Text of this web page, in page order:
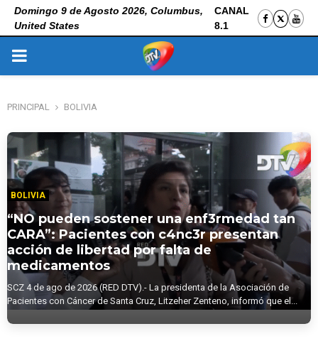
Domingo 9 de Agosto 2026, Columbus,
United States
CANAL
8.1
PRIMARY
PRINCIPAL BOLIVIA
BOLIVIA
“NO pueden sostener una enf3rmedad tan
CARA”: Pacientes con c4nc3r presentan
acción de libertad por falta de
medicamentos
SCZ 4 de ago de 2026 (RED DTV).- La presidenta de la Asociación de
Pacientes con Cáncer de Santa Cruz, Litzeher Zenteno, informó que el...